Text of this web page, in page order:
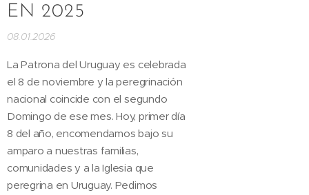
EN 2025
08.01.2026
La Patrona del Uruguay es celebrada
el 8 de noviembre y la peregrinación
nacional coincide con el segundo
Domingo de ese mes. Hoy, primer día
8 del año, encomendamos bajo su
amparo a nuestras familias,
comunidades y a la Iglesia que
peregrina en Uruguay. Pedimos